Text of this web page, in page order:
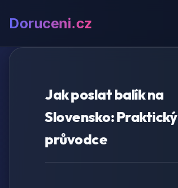
Doruceni.cz
Jak poslat balík na
Slovensko: Praktický
průvodce